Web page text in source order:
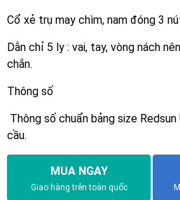
Cổ xẻ trụ may chìm, nam đóng 3
Dằn chỉ 5 ly : vai, tay, vòng nách
chắn.
Thông số
Thông số chuẩn bảng size
cầu.
MUA NGAY
Giao hàng trên toàn quốc